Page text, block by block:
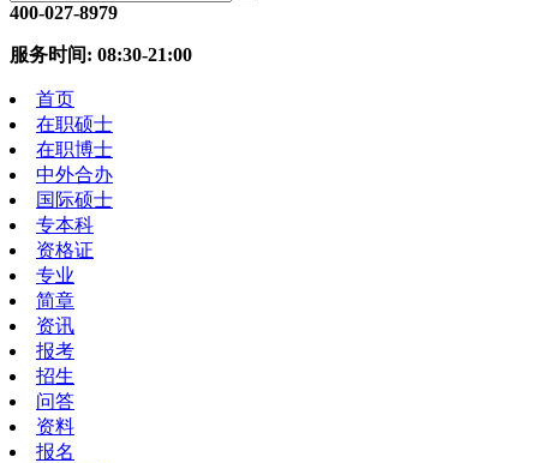
400-027-8979
服务时间: 08:30-21:00
首页
在职硕士
在职博士
中外合办
国际硕士
专本科
资格证
专业
简章
资讯
报考
招生
问答
资料
报名